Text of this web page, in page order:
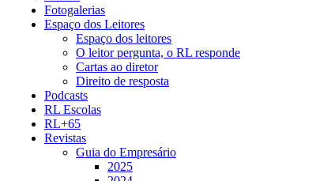
Fotogalerias
Espaço dos Leitores
Espaço dos leitores
O leitor pergunta, o RL responde
Cartas ao diretor
Direito de resposta
Podcasts
RL Escolas
RL+65
Revistas
Guia do Empresário
2025